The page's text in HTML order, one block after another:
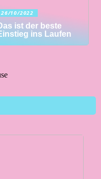
26/10/2022
ist der beste
ins Laufen